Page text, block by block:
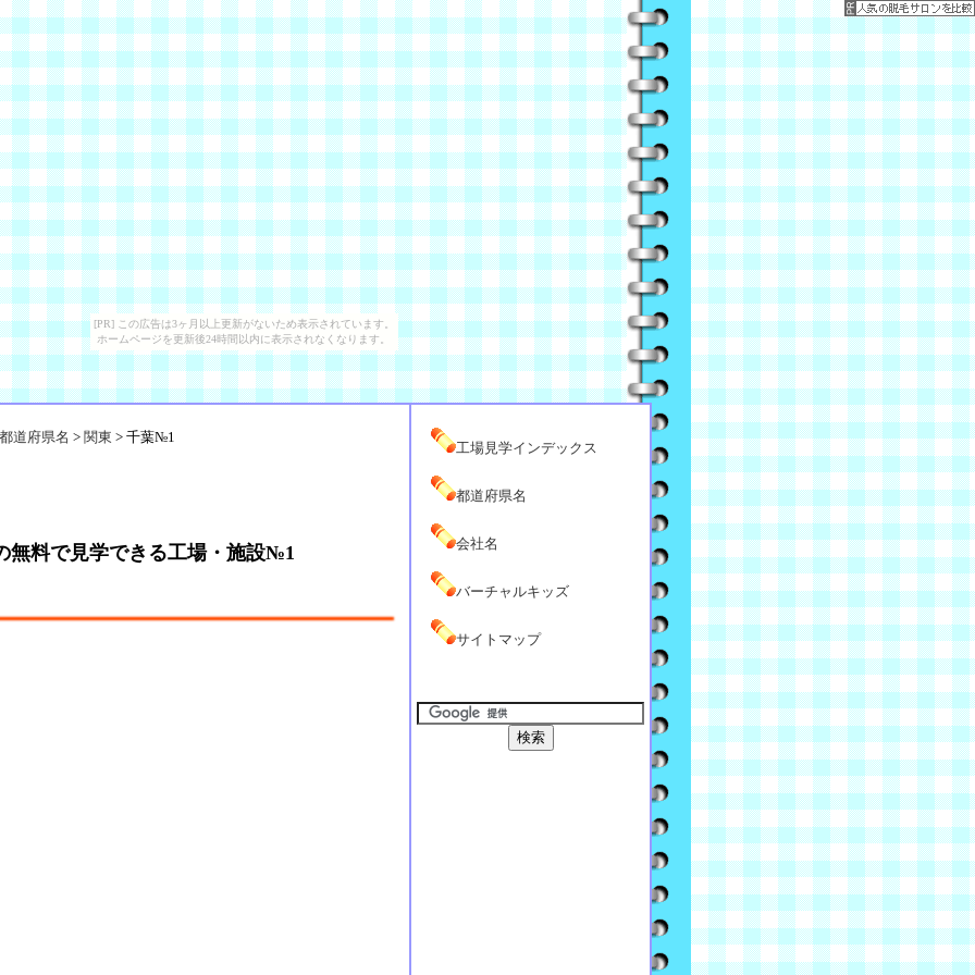
[PR] この広告は3ヶ月以上更新がないため表示されています。
ホームページを更新後24時間以内に表示されなくなります。
都道府県名 > 関東 > 千葉№1
無料で見学できる工場・施設№1
工場見学インデックス
都道府県名
会社名
バーチャルキッズ
サイトマップ